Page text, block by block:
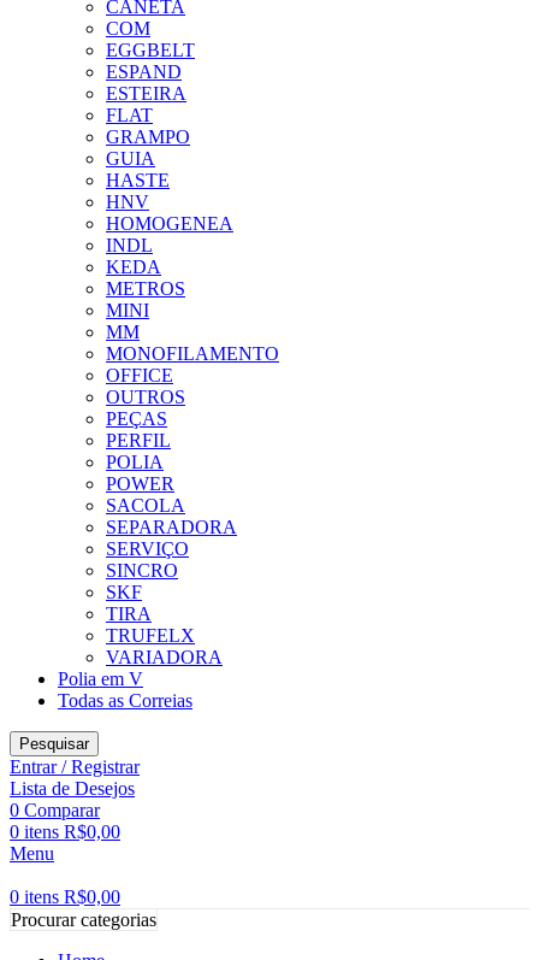
CANETA
COM
EGGBELT
ESPAND
ESTEIRA
FLAT
GRAMPO
GUIA
HASTE
HNV
HOMOGENEA
INDL
KEDA
METROS
MINI
MM
MONOFILAMENTO
OFFICE
OUTROS
PEÇAS
PERFIL
POLIA
POWER
SACOLA
SEPARADORA
SERVIÇO
SINCRO
SKF
TIRA
TRUFELX
VARIADORA
Polia em V
Todas as Correias
Pesquisar
Entrar / Registrar
Lista de Desejos
0 Comparar
0 itens R$0,00
Menu
0 itens R$0,00
Procurar categorias